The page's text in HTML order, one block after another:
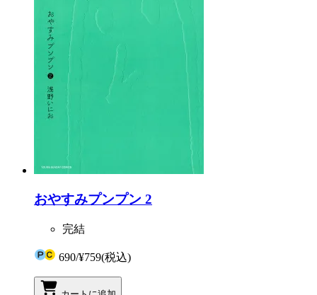
おやすみプンプン 2
完結
690/¥759(税込)